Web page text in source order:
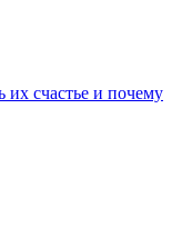
их счастье и почему